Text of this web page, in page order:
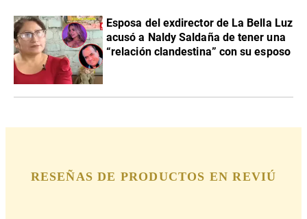
Esposa del exdirector de La Bella Luz
acusó a Naldy Saldaña de tener una
“relación clandestina” con su esposo